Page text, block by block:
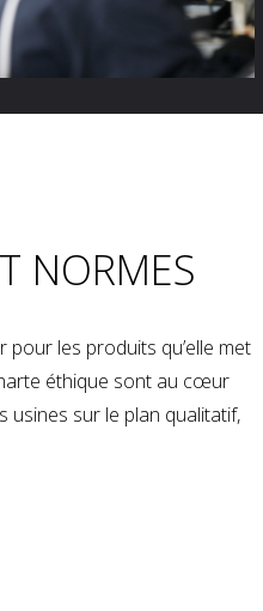
NORMES
pour les produits qu’elle met
éthique sont au cœur
usines sur le plan qualitatif,